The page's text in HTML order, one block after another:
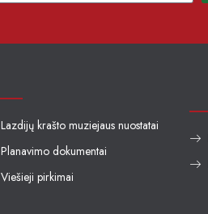
Lazdijų krašto muziejaus nuostatai
Planavimo dokumentai
Viešieji pirkimai